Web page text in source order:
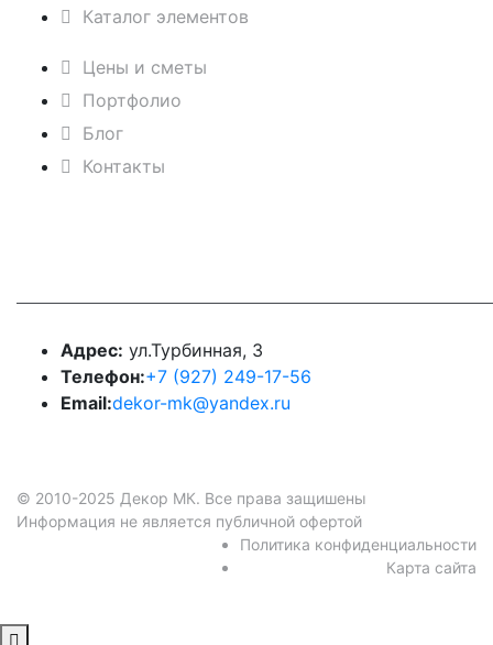
Каталог элементов
Цены и сметы
Портфолио
Блог
Контакты
Адрес: ул.Турбинная, 3
Телефон:+7 (927) 249-17-56
Email:dekor-mk@yandex.ru
© 2010-2025 Декор МК. Все права защишены
Информация не является публичной офертой
Политика конфиденциальности
Карта сайта